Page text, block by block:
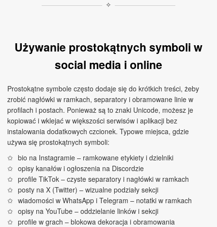
✧
Używanie prostokątnych symboli w
social media i online
Prostokątne symbole często dodaje się do krótkich treści, żeby
zrobić nagłówki w ramkach, separatory i obramowane linie w
profilach i postach. Ponieważ są to znaki Unicode, możesz je
kopiować i wklejać w większości serwisów i aplikacji bez
instalowania dodatkowych czcionek. Typowe miejsca, gdzie
używa się prostokątnych symboli:
bio na Instagramie – ramkowane etykiety i dzielniki
opisy kanałów i ogłoszenia na Discordzie
profile TikTok – czyste separatory i nagłówki w ramkach
posty na X (Twitter) – wizualne podziały sekcji
wiadomości w WhatsApp i Telegram – notatki w ramkach
opisy na YouTube – oddzielanie linków i sekcji
profile w grach – blokowa dekoracja i obramowania